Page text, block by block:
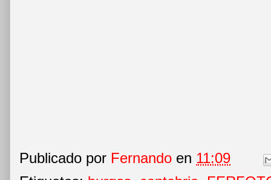
Publicado por Fernando en 11:09